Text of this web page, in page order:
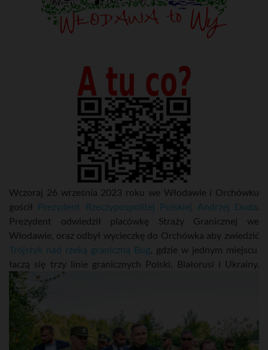
Wczoraj 26 września 2023 roku we Włodawie i Orchówku
gościł Prezydent Rzeczypospolitej Polskiej Andrzej Duda.
Prezydent odwiedził placówkę Straży Granicznej we
Włodawie, oraz odbył wycieczkę do Orchówka aby zwiedzić
Trójstyk nad rzeką graniczną Bug , gdzie w jednym miejscu
łaczą się trzy linie granicznych Polski, Białorusi i Ukrainy.